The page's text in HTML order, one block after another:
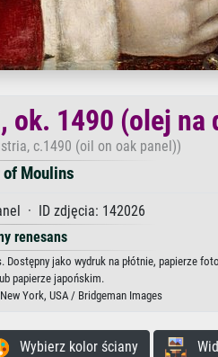
1490 (olej na
c.1490 (oil on oak panel))
Moulins
· ID zdjęcia: 142026
renesans
jako wydruk na płótnie, papierze
papierze japońskim.
York, USA / Bridgeman Images
Wybierz kolor ściany